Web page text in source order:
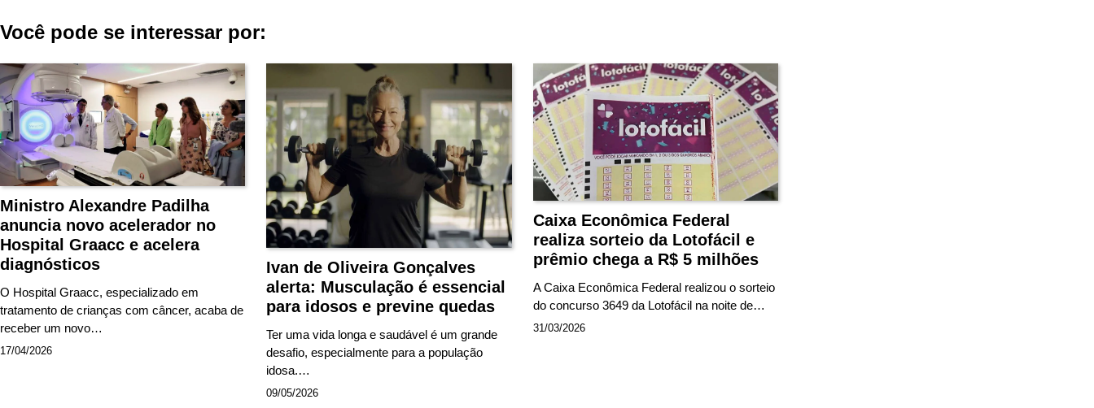
Post
Você pode se interessar por:
Ministro Alexandre Padilha
anuncia novo acelerador no
Hospital Graacc e acelera
diagnósticos
O Hospital Graacc, especializado em
tratamento de crianças com câncer, acaba de
receber um novo…
17/04/2026
Ivan de Oliveira Gonçalves
alerta: Musculação é essencial
para idosos e previne quedas
Ter uma vida longa e saudável é um grande
desafio, especialmente para a população
idosa.…
09/05/2026
Caixa Econômica Federal
realiza sorteio da Lotofácil e
prêmio chega a R$ 5 milhões
A Caixa Econômica Federal realizou o sorteio
do concurso 3649 da Lotofácil na noite de…
31/03/2026